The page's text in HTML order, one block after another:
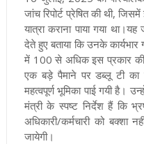
जांच रिपोर्ट प्रेषित की थी,
यात्रा कराना पाया गया था।यह
देते हुए बताया कि उनके
में 100 से अधिक इस प्रकार की
एक बड़े पैमाने पर डब्लू टी का
महत्वपूर्ण भूमिका पाई गयी है।
मंत्री के स्पष्ट निर्देश हैं कि
अधिकारी/कर्मचारी को बक्शा
जायेगी।